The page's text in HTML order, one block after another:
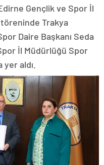
Gençlik ve Spor İl
töreninde Trakya
Daire Başkanı Seda
İl Müdürlüğü Spor
aldı.